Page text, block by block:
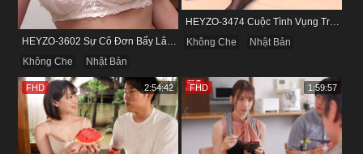
HEYZO-3602 Sự Cô Đơn Bấy Lâu Biến Haruka Thành Con Điếm Sành Sỏi
Không Che
Nhật Bản
HEYZO-3474 Cuộc Tình Vụng Trộm Cùng Cô Nàng Mảnh Mai Minami Fujii
Không Che
Nhật Bản
FHD 2:54:42 FHD 1:59:57